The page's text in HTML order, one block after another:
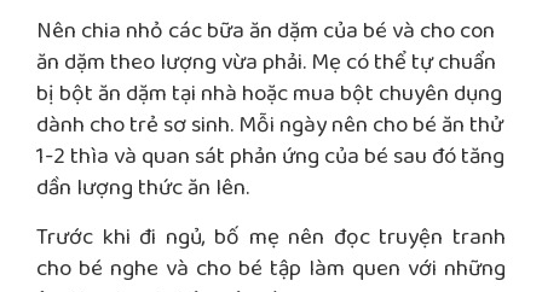
Nên chia nhỏ các bữa ăn dặm của bé và cho con
ăn dặm theo lượng vừa phải. Mẹ có thể tự chuẩn
bị bột ăn dặm tại nhà hoặc mua bột chuyên dụng
dành cho trẻ sơ sinh. Mỗi ngày nên cho bé ăn thử
1-2 thìa và quan sát phản ứng của bé sau đó tăng
dần lượng thức ăn lên.
Trước khi đi ngủ, bố mẹ nên đọc truyện tranh
cho bé nghe và cho bé tập làm quen với những